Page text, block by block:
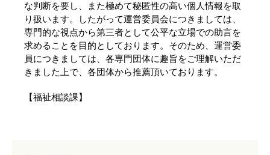
な判断を要し、また極めて秘匿性の高い個人情報を取
り扱います。したがって運営委員会につきましては、
専門的な視点から第三者として公平な立場での助言を
求めることを目的としております。そのため、運営委
員につきましては、各専門団体に趣旨をご理解いただ
きました上で、各団体から推薦頂いております。
【福祉相談課】